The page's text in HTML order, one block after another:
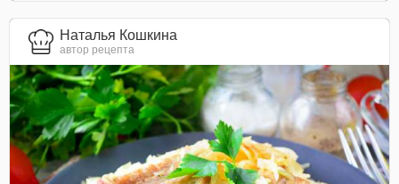
Наталья Кошкина
автор рецепта